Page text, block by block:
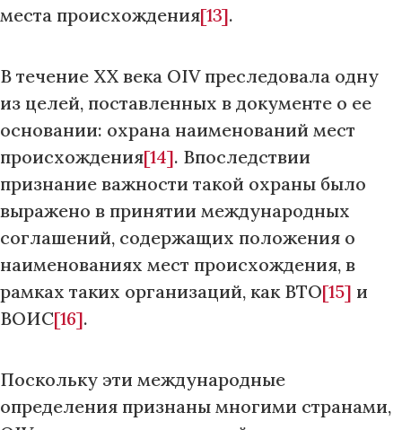
места происхождения[13].
В течение XX века OIV преследовала одну
из целей, поставленных в документе о ее
основании: охрана наименований мест
происхождения[14]. Впоследствии
признание важности такой охраны было
выражено в принятии международных
соглашений, содержащих положения о
наименованиях мест происхождения, в
рамках таких организаций, как ВТО[15] и
ВОИС[16].
Поскольку эти международные
определения признаны многими странами,